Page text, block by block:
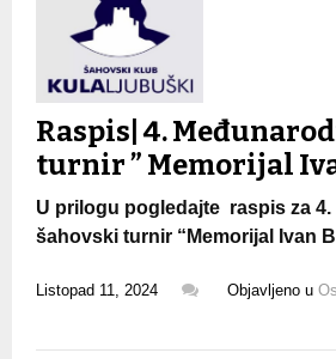
Raspis| 4.
turnir ” Memorijal
U prilogu pogledajte raspis za
šahovski turnir “Memorijal Ivan
Listopad 11, 2024 Objavljeno u